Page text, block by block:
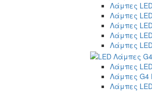
Λάμπες
Λάμπες
Λάμπες
Λάμπες
Λάμπες
Λάμπες
Λάμπες G4
Λάμπες